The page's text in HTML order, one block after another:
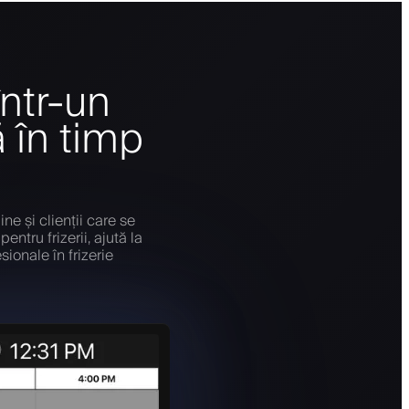
un
în timp
și clienții care se
frizerii, ajută la
în frizerie